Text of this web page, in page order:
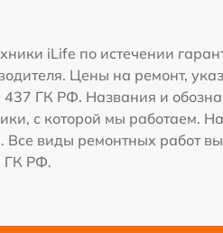
iLife по истечении
Цены на ремонт,
ГК РФ. Названия и
с которой мы работаем.
виды ремонтных работ
ГК РФ.